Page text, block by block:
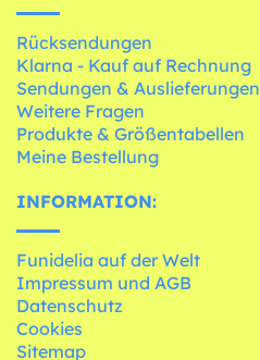
Rücksendungen
Klarna - Kauf auf Rechnung
Sendungen & Auslieferungen
Weitere Fragen
Produkte & Größentabellen
Meine Bestellung
INFORMATION:
Funidelia auf der Welt
Impressum und AGB
Datenschutz
Cookies
Sitemap